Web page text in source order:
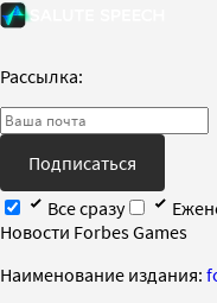
Рассылка:
Подписаться
Все сразу
Новости Forbes Games
Наименование издания: